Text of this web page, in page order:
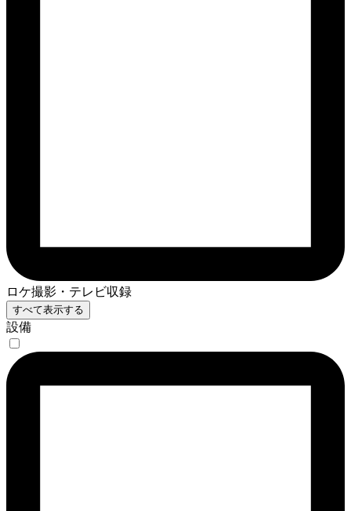
ロケ撮影・テレビ収録
すべて表示する
設備